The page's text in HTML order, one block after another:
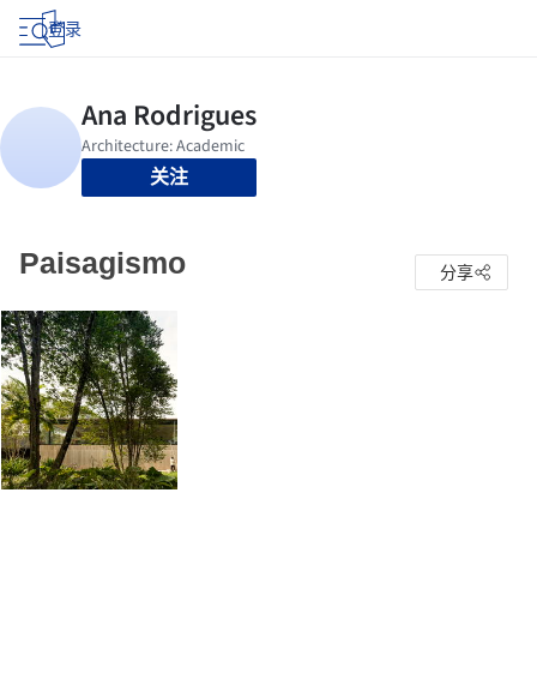
登录
关注
Paisagismo 分享